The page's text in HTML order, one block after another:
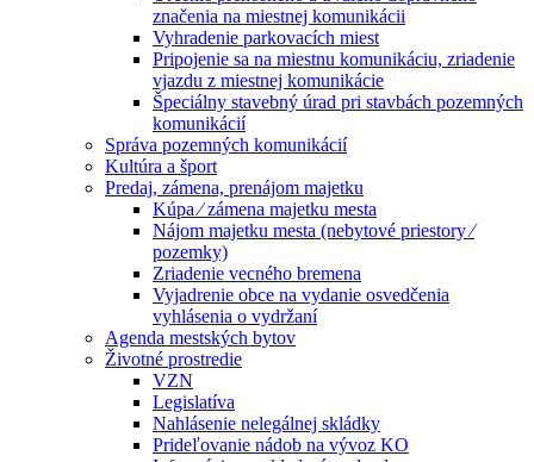
značenia na miestnej komunikácii
Vyhradenie parkovacích miest
Pripojenie sa na miestnu komunikáciu, zriadenie
vjazdu z miestnej komunikácie
Špeciálny stavebný úrad pri stavbách pozemných
komunikácií
Správa pozemných komunikácií
Kultúra a šport
Predaj, zámena, prenájom majetku
Kúpa ⁄ zámena majetku mesta
Nájom majetku mesta (nebytové priestory ⁄
pozemky)
Zriadenie vecného bremena
Vyjadrenie obce na vydanie osvedčenia
vyhlásenia o vydržaní
Agenda mestských bytov
Životné prostredie
VZN
Legislatíva
Nahlásenie nelegálnej skládky
Prideľovanie nádob na vývoz KO